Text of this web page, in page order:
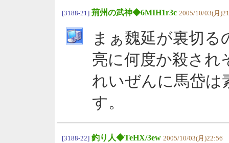
[3188-21] 荊州の武神◆6MIH1r3c 2005/10/03(月
まぁ魏延が裏切
亮に何度か殺され
れいぜんに馬岱は
す。
[3188-22] 釣り人◆TeHX/3ew 2005/10/03(月)22:56